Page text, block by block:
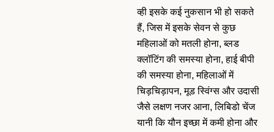
व्ही इसके कई नुकसान भी हो सकते
हैं, जिस में इसके सेवन से कुछ
महिलाओं को मतली होना, ब्लड
क्लॉटिंग की समस्या होना, हाई बीपी
की समस्या होना, महिलाओं में
चिड़चिड़ापन, मूड स्विंग्स और उदासी
जैसे लक्षण नजर आना, लिबिडो चेंज
यानी कि यौन इच्छा में कमी होना और